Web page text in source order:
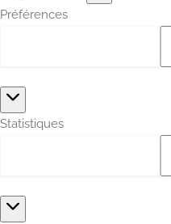
Préférences
Préférences
Statistiques
Statistiques